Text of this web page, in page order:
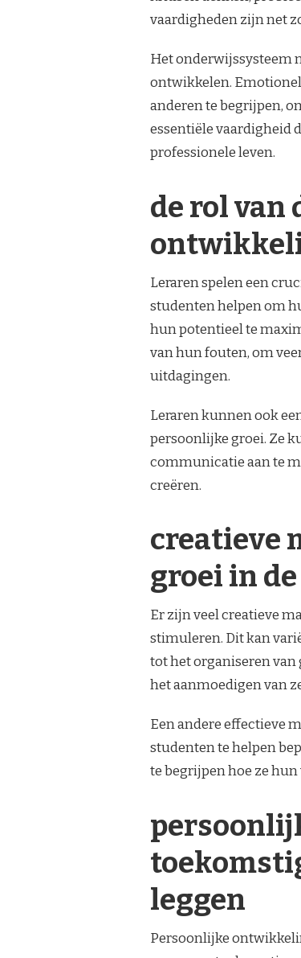
vaardigheden zijn net
Het onderwijssysteem
ontwikkelen.
anderen te begrijpen,
essentiële vaardigheid
professionele leven.
de rol van
Leraren spelen een
studenten helpen om
hun potentieel te
van hun fouten, om
uitdagingen.
Leraren kunnen ook
persoonlijke groei. Ze
communicatie aan te
creëren.
creatieve
groei in
Er zijn veel creatieve
stimuleren. Dit kan
tot het organiseren
het aanmoedigen van
Een andere effectieve
studenten te helpen
te begrijpen hoe ze
leggen
Persoonlijke